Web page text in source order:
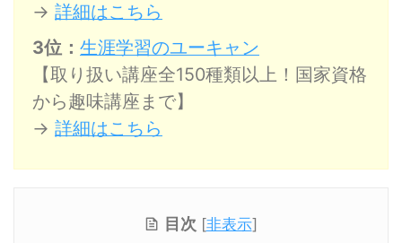
→ 詳細はこちら
3位： 生涯学習のユーキャン
【取り扱い講座全150種類以上！国家資格
から趣味講座まで】
→ 詳細はこちら
目次 [非表示]